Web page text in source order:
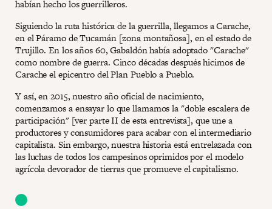
habían hecho los guerrilleros.
Siguiendo la ruta histórica de la guerrilla, llegamos a Carache,
en el Páramo de Tucamán [zona montañosa], en el estado de
Trujillo. En los años 60, Gabaldón había adoptado "Carache"
como nombre de guerra. Cinco décadas después hicimos de
Carache el epicentro del Plan Pueblo a Pueblo.
Y así, en 2015, nuestro año oficial de nacimiento,
comenzamos a ensayar lo que llamamos la "doble escalera de
participación" [ver parte II de esta entrevista], que une a
productores y consumidores para acabar con el intermediario
capitalista. Sin embargo, nuestra historia está entrelazada con
las luchas de todos los campesinos oprimidos por el modelo
agrícola devorador de tierras que promueve el capitalismo.